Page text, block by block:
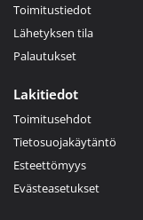
Toimitustiedot
Lähetyksen tila
Palautukset
Lakitiedot
Toimitusehdot
Tietosuojakäytäntö
Esteettömyys
Evästeasetukset